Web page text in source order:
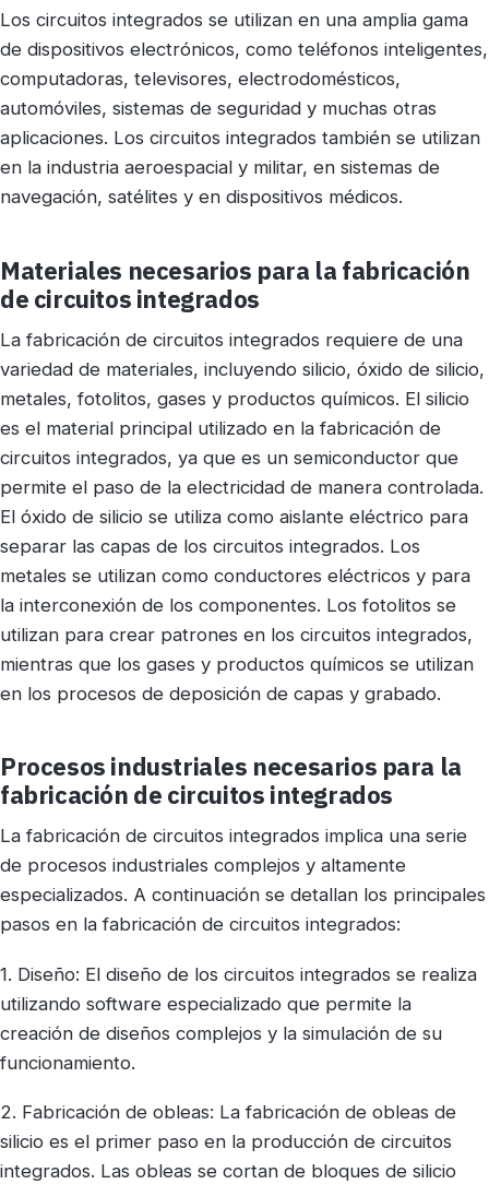
Los circuitos integrados se utilizan en una amplia gama
de dispositivos electrónicos, como teléfonos inteligentes,
computadoras, televisores, electrodomésticos,
automóviles, sistemas de seguridad y muchas otras
aplicaciones. Los circuitos integrados también se utilizan
en la industria aeroespacial y militar, en sistemas de
navegación, satélites y en dispositivos médicos.
Materiales necesarios para la fabricación
de circuitos integrados
La fabricación de circuitos integrados requiere de una
variedad de materiales, incluyendo silicio, óxido de silicio,
metales, fotolitos, gases y productos químicos. El silicio
es el material principal utilizado en la fabricación de
circuitos integrados, ya que es un semiconductor que
permite el paso de la electricidad de manera controlada.
El óxido de silicio se utiliza como aislante eléctrico para
separar las capas de los circuitos integrados. Los
metales se utilizan como conductores eléctricos y para
la interconexión de los componentes. Los fotolitos se
utilizan para crear patrones en los circuitos integrados,
mientras que los gases y productos químicos se utilizan
en los procesos de deposición de capas y grabado.
Procesos industriales necesarios para la
fabricación de circuitos integrados
La fabricación de circuitos integrados implica una serie
de procesos industriales complejos y altamente
especializados. A continuación se detallan los principales
pasos en la fabricación de circuitos integrados:
1. Diseño: El diseño de los circuitos integrados se realiza
utilizando software especializado que permite la
creación de diseños complejos y la simulación de su
funcionamiento.
2. Fabricación de obleas: La fabricación de obleas de
silicio es el primer paso en la producción de circuitos
integrados. Las obleas se cortan de bloques de silicio